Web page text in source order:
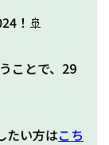
！🚢
ことで、29
たい方はこち